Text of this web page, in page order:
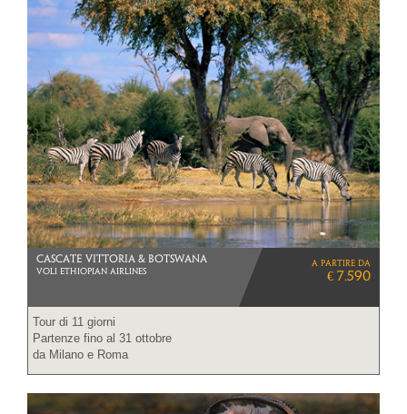
CASCATE VITTORIA & BOTSWANA
VOLI ETHIOPIAN AIRLINES
a partire da
€ 7.590
Tour di 11 giorni
Partenze fino al 31 ottobre
da Milano e Roma